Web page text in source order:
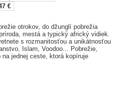
€
otrokov, do džunglí pobrežia
mestá a typický africký vidiek.
s rozmanitosťou a unikátnosťou
Islam, Voodoo... Pobrežie,
jednej ceste, ktorá kopíruje